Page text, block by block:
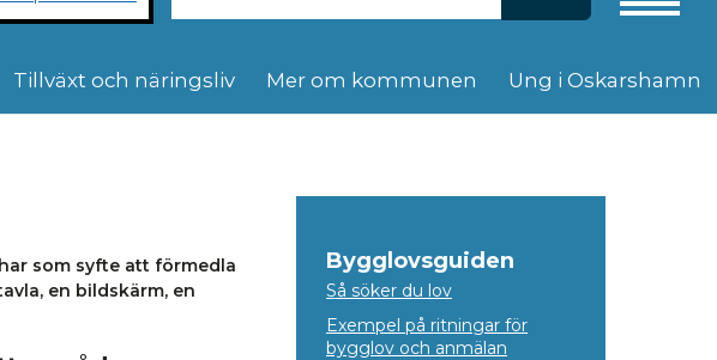
Tillväxt och näringsliv Mer om kommunen Ung i Oskarshamn
som syfte att förmedla
en bildskärm, en
Bygglovsguiden
Så söker du lov
Exempel på ritningar för
bygglov och anmälan